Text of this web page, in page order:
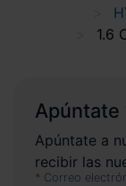
1.6
Apúntate
Apúntate a
recibir las
Correo